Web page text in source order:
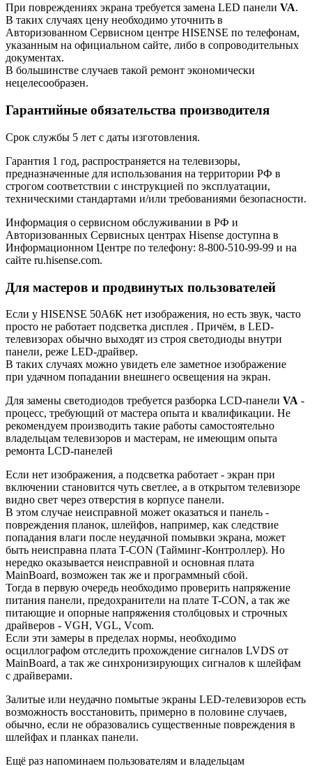
При повреждениях экрана требуется замена LED панели VA.
В таких случаях цену необходимо уточнить в
Авторизованном Сервисном центре HISENSE по телефонам,
указанным на официальном сайте, либо в сопроводительных
документах.
В большинстве случаев такой ремонт экономически
нецелесообразен.
Гарантийные обязательства производителя
Срок службы 5 лет с даты изготовления.
Гарантия 1 год, распространяется на телевизоры,
предназначенные для использования на территории РФ в
строгом соответствии с инструкцией по эксплуатации,
техническими стандартами и/или требованиями безопасности.
Информация о сервисном обслуживании в РФ и
Авторизованных Сервисных центрах Hisense доступна в
Информационном Центре по телефону: 8-800-510-99-99 и на
сайте ru.hisense.com.
Для мастеров и продвинутых пользователей
Если у HISENSE 50A6K нет изображения, но есть звук, часто
просто не работает подсветка дисплея . Причём, в LED-
телевизорах обычно выходят из строя светодиоды внутри
панели, реже LED-драйвер.
В таких случаях можно увидеть еле заметное изображение
при удачном попадании внешнего освещения на экран.
Для замены светодиодов требуется разборка LCD-панели VA -
процесс, требующий от мастера опыта и квалификации. Не
рекомендуем производить такие работы самостоятельно
владельцам телевизоров и мастерам, не имеющим опыта
ремонта LCD-панелей
Если нет изображения, а подсветка работает - экран при
включении становится чуть светлее, а в открытом телевизоре
видно свет через отверстия в корпусе панели.
В этом случае неисправной может оказаться и панель -
повреждения планок, шлейфов, например, как следствие
попадания влаги после неудачной помывки экрана, может
быть неисправна плата T-CON (Тайминг-Контроллер). Но
нередко оказывается неисправной и основная плата
MainBoard, возможен так же и программный сбой.
Тогда в первую очередь необходимо проверить напряжение
питания панели, предохранители на плате T-CON, а так же
питающие и опорные напряжения столбцовых и строчных
драйверов - VGH, VGL, Vcom.
Если эти замеры в пределах нормы, необходимо
осциллографом отследить прохождение сигналов LVDS от
MainBoard, а так же синхронизирующих сигналов к шлейфам
с драйверами.
Залитые или неудачно помытые экраны LED-телевизоров есть
возможность восстановить, примерно в половине случаев,
обычно, если не образовались существенные повреждения в
шлейфах и планках панели.
Ещё раз напоминаем пользователям и владельцам